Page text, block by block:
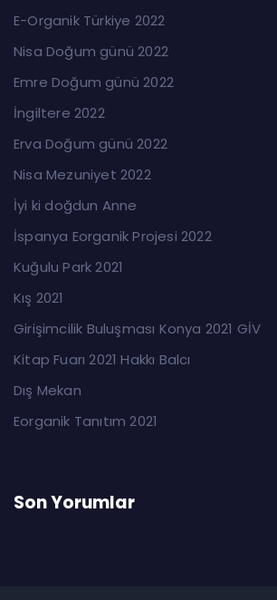
E-Organik Türkiye 2022
Nisa Doğum günü 2022
Emre Doğum günü 2022
İngiltere 2022
Erva Doğum günü 2022
Nisa Mezuniyet 2022
İyi ki doğdun Anne
İspanya Eorganik Projesi 2022
Kuğulu Park 2021
Kış 2021
Girişimcilik Buluşması Konya 2021 GİV
Kitap Fuarı 2021 Hakkı Balcı
Dış Mekan
Eorganik Tanıtım 2021
Son Yorumlar